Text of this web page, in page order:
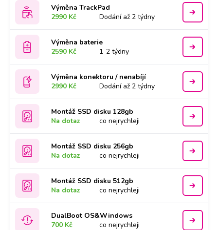
Výměna TrackPad
2990 Kč
Dodání až 2 týdny
Výměna baterie
2590 Kč
1-2 týdny
Výměna konektoru / nenabíjí
2990 Kč
Dodání až 2 týdny
Montáž SSD disku 128gb
Na dotaz
co nejrychleji
Montáž SSD disku 256gb
Na dotaz
co nejrychleji
Montáž SSD disku 512gb
Na dotaz
co nejrychleji
DualBoot OS&Windows
700 Kč
co nejrychleji